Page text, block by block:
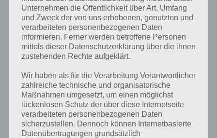
Kurze Begriffserklärung zur Lösung
Gabel
Bilder 1 Wort, doch welche Bedeutung hat dieses eigentlich und was
gibt es dazu zu wissen? Passt das Wort auch zu Guten Appetit? Zu
bestimmten Lösungen präsentieren wir daher auch immer eine
kurze Begriffserklärung!
Zu Gabel haben wir zunächst keine weiteren Informationen parat!
Unternehmen die Öffentlichkeit über Art, Umfang
und Zweck der von uns erhobenen, genutzten und
verarbeiteten personenbezogenen Daten
informieren. Ferner werden betroffene Personen
mittels dieser Datenschutzerklärung über die ihnen
zustehenden Rechte aufgeklärt.
Wir haben als für die Verarbeitung Verantwortlicher
zahlreiche technische und organisatorische
Maßnahmen umgesetzt, um einen möglichst
lückenlosen Schutz der über diese Internetseite
verarbeiteten personenbezogenen Daten
sicherzustellen. Dennoch können Internetbasierte
Datenübertragungen grundsätzlich